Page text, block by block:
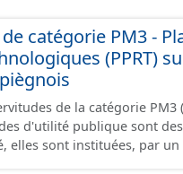
catégorie PM3 -
(PPRT)
de la catégorie PM3
elles sont instituées, par